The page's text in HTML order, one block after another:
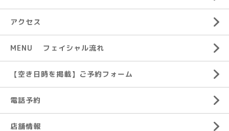
アクセス
MENU フェイシャル流れ
【空き日時を掲載】ご予約フォーム
電話予約
店舗情報